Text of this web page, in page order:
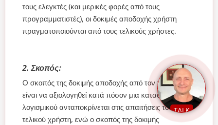
τους ελεγκτές (και μερικές φορές από τους
προγραμματιστές), οι δοκιμές αποδοχής χρήστη
πραγματοποιούνται από τους τελικούς χρήστες.
2. Σκοπός:
Ο σκοπός της δοκιμής αποδοχής από τον χρήστη
είναι να αξιολογηθεί κατά πόσον μια κατασκευή
λογισμικού ανταποκρίνεται στις απαιτήσεις του
τελικού χρήστη, ενώ ο σκοπός της δοκιμής
TALK